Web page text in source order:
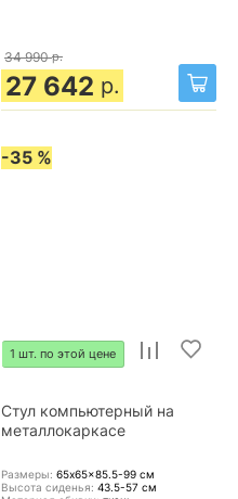
34 990 р.
27 642 р.
-35 %
1 шт. по этой цене
Стул компьютерный на
металлокаркасе
Размеры: 65x65x85.5-99 см
Высота сиденья: 43.5-57 см